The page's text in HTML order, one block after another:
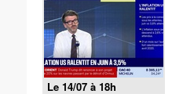
Le 14/07 à 18h